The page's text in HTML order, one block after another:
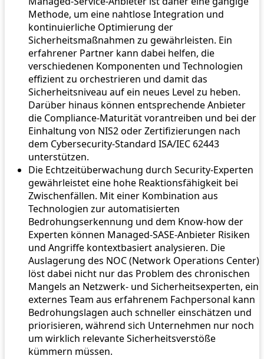
Methode, um eine nahtlose Integration und
kontinuierliche Optimierung der
Sicherheitsmaßnahmen zu gewährleisten. Ein
erfahrener Partner kann dabei helfen, die
verschiedenen Komponenten und Technologien
effizient zu orchestrieren und damit das
Sicherheitsniveau auf ein neues Level zu heben.
Darüber hinaus können entsprechende Anbieter
die Compliance-Maturität vorantreiben und bei der
Einhaltung von NIS2 oder Zertifizierungen nach
dem Cybersecurity-Standard ISA/IEC 62443
unterstützen.
Die Echtzeitüberwachung durch Security-Experten
gewährleistet eine hohe Reaktionsfähigkeit bei
Zwischenfällen. Mit einer Kombination aus
Technologien zur automatisierten
Bedrohungserkennung und dem Know-how der
Experten können Managed-SASE-Anbieter Risiken
und Angriffe kontextbasiert analysieren. Die
Auslagerung des NOC (Network Operations Center)
löst dabei nicht nur das Problem des chronischen
Mangels an Netzwerk- und Sicherheitsexperten, ein
externes Team aus erfahrenem Fachpersonal kann
Bedrohungslagen auch schneller einschätzen und
priorisieren, während sich Unternehmen nur noch
um wirklich relevante Sicherheitsverstöße
kümmern müssen.